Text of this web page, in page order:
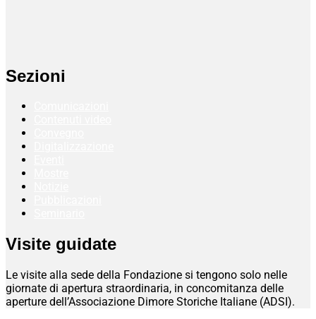
Sezioni
Visite guidate
Le visite alla sede della Fondazione si tengono solo nelle
giornate di apertura straordinaria, in concomitanza delle
aperture dell’Associazione Dimore Storiche Italiane (ADSI).